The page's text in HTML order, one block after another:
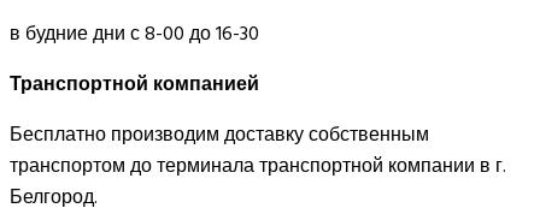
в будние дни с 8-00 до 16-30
Транспортной компанией
Бесплатно производим доставку собственным
транспортом до терминала транспортной компании в г.
Белгород.